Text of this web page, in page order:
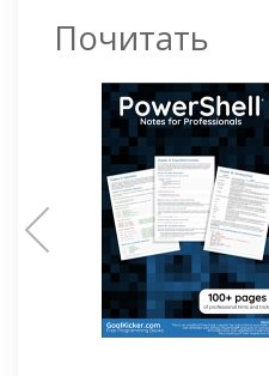
Почитать